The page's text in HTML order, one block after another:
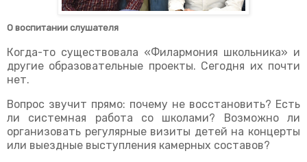
О воспитании слушателя
Когда-то существовала «Филармония школьника» и
другие образовательные проекты. Сегодня их почти
нет.
Вопрос звучит прямо: почему не восстановить? Есть
ли системная работа со школами? Возможно ли
организовать регулярные визиты детей на концерты
или выездные выступления камерных составов?